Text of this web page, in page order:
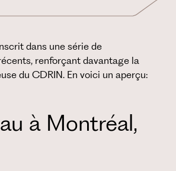
dans une série de
renforçant davantage la
du CDRIN. En voici un aperçu:
à Montréal,